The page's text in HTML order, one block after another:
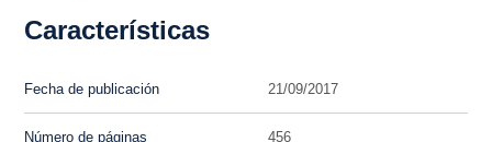
Características
Fecha de publicación 21/09/2017
Número de páginas 456